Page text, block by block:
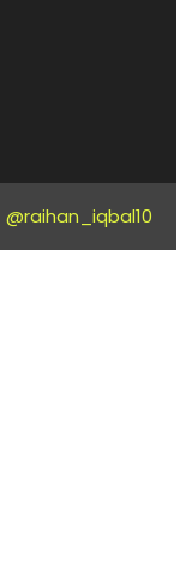
@raihan_iqbal10